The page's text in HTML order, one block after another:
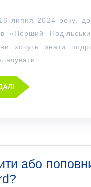
липня 2024 року, до
«Перший
хочуть знати
або